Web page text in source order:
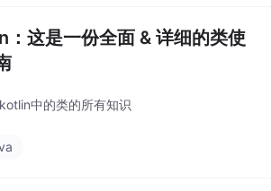
这是一份全面 & 详细的类使
中的类的所有知识